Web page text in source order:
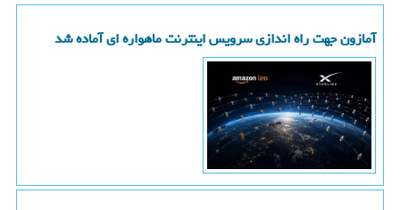
آمازون جهت راه اندازی سرویس اینترنت ماهواره ای آماده شد